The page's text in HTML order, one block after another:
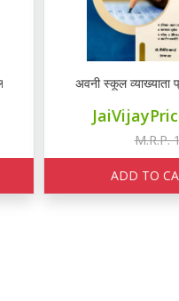
अवनी स्कूल व्याख्याता प्रश्न
JaiVijayPrice
M.R.P. 150
ADD TO CART